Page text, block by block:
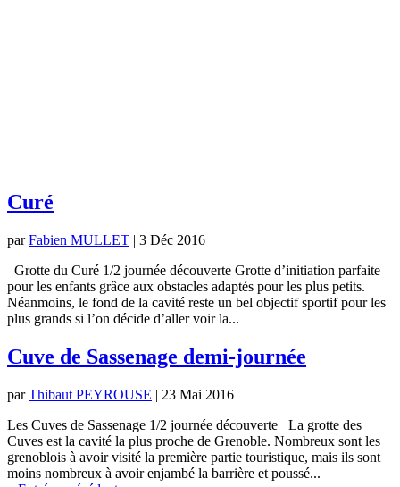
Curé
parFabien MULLET | 3 Déc 2016
Grotte du Curé 1/2 journée découverte Grotte d’initiation parfaite
pour les enfants grâce aux obstacles adaptés pour les plus petits.
Néanmoins, le fond de la cavité reste un bel objectif sportif pour les
plus grands si l’on décide d’aller voir la...
Cuve de Sassenage demi-journée
parThibaut PEYROUSE | 23 Mai 2016
Les Cuves de Sassenage 1/2 journée découverte La grotte des
Cuves est la cavité la plus proche de Grenoble. Nombreux sont les
grenoblois à avoir visité la première partie touristique, mais ils sont
moins nombreux à avoir enjambé la barrière et poussé...